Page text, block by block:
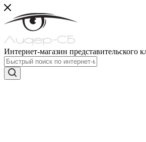
Интернет-магазин представительского